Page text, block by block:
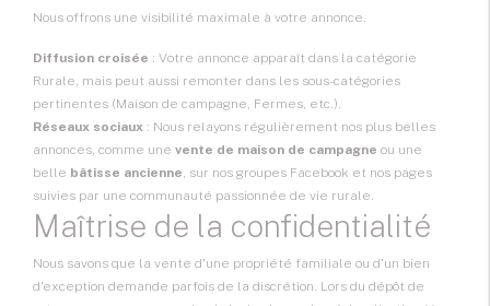
Nous offrons une visibilité maximale à votre annonce.
Diffusion croisée : Votre annonce apparaît dans la catégorie
Rurale, mais peut aussi remonter dans les sous-catégories
pertinentes (Maison de campagne, Fermes, etc.).
Réseaux sociaux : Nous relayons régulièrement nos plus belles
annonces, comme une vente de maison de campagne ou une
belle bâtisse ancienne, sur nos groupes Facebook et nos pages
suivies par une communauté passionnée de vie rurale.
Maîtrise de la confidentialité
Nous savons que la vente d'une propriété familiale ou d'un bien
d'exception demande parfois de la discrétion. Lors du dépôt de